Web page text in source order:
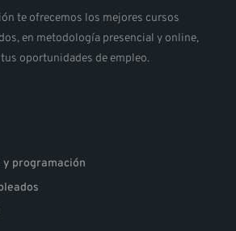
te ofrecemos los mejores cursos
en metodología presencial y online,
oportunidades de empleo.
y programación